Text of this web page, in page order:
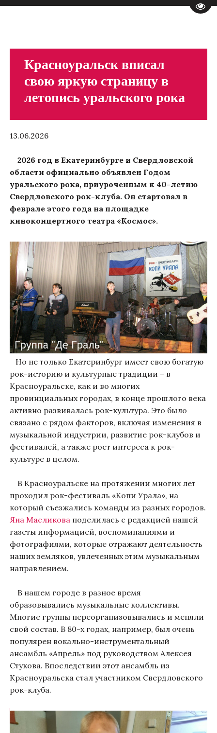
Красноуральск вписал
свою яркую страницу в
летопись уральского рока
13.06.2026
2026 год в Екатеринбурге и Свердловской
области официально объявлен Годом
уральского рока, приуроченным к 40-летию
Свердловского рок-клуба. Он стартовал в
феврале этого года на площадке
киноконцертного театра «Космос».
Но не только Екатеринбург имеет свою богатую
рок-историю и культурные традиции – в
Красноуральске, как и во многих
провинциальных городах, в конце прошлого века
активно развивалась рок-культура. Это было
связано с рядом факторов, включая изменения в
музыкальной индустрии, развитие рок-клубов и
фестивалей, а также рост интереса к рок-
культуре в целом.
В Красноуральске на протяжении многих лет
проходил рок-фестиваль «Копи Урала», на
который съезжались команды из разных городов.
Яна Масликова поделилась с редакцией нашей
газеты информацией, воспоминаниями и
фотографиями, которые отражают деятельность
наших земляков, увлеченных этим музыкальным
направлением.
В нашем городе в разное время
образовывались музыкальные коллективы.
Многие группы переорганизовывались и меняли
свой состав. В 80-х годах, например, был очень
популярен вокально-инструментальный
ансамбль «Апрель» под руководством Алексея
Стукова. Впоследствии этот ансамбль из
Красноуральска стал участником Свердловского
рок-клуба.